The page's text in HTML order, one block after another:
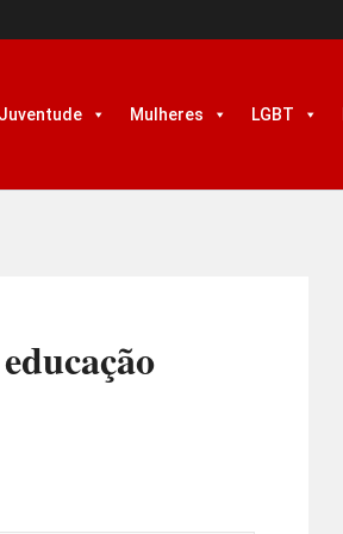
Juventude Mulheres LGBT